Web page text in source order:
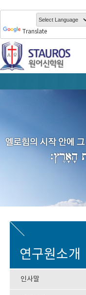
Translate
연구원소개
인사말